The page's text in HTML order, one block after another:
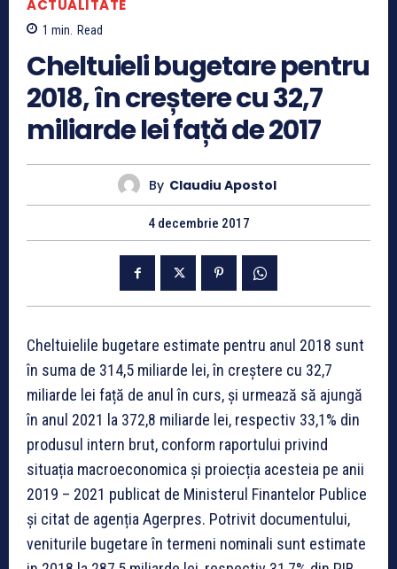
ACTUALITATE
1 min. Read
Cheltuieli bugetare pentru
2018, în creștere cu 32,7
miliarde lei față de 2017
By Claudiu Apostol
4 decembrie 2017
Cheltuielile bugetare estimate pentru anul 2018 sunt
în suma de 314,5 miliarde lei, în creștere cu 32,7
miliarde lei față de anul în curs, și urmează să ajungă
în anul 2021 la 372,8 miliarde lei, respectiv 33,1% din
produsul intern brut, conform raportului privind
situația macroeconomica și proiecția acesteia pe anii
2019 – 2021 publicat de Ministerul Finantelor Publice
și citat de agenția Agerpres. Potrivit documentului,
veniturile bugetare în termeni nominali sunt estimate